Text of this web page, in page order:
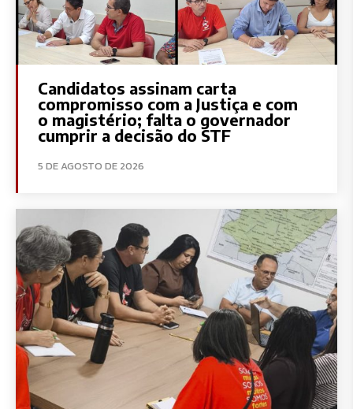
Candidatos assinam carta
compromisso com a Justiça e com
o magistério; falta o governador
cumprir a decisão do STF
5 DE AGOSTO DE 2026